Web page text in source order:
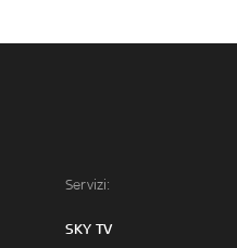
Servizi:
SKY TV